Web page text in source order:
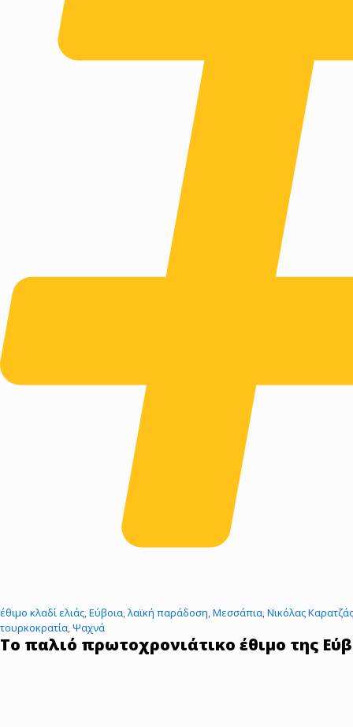
έθιμο κλαδί ελιάς,Εύβοια,λαϊκή παράδοση,Μεσσάπια,Νικόλας Καρατζάς
τουρκοκρατία,Ψαχνά
Το παλιό πρωτοχρονιάτικο έθιμο της